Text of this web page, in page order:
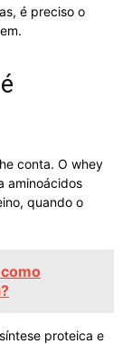
é preciso o
conta. O whey
aminoácidos
quando o
proteica e